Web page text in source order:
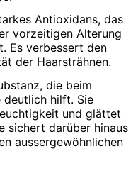
Antioxidans, das
vorzeitigen Alterung
Es verbessert den
der Haarsträhnen.
die beim
deutlich hilft. Sie
und glättet
sichert darüber hinaus
aussergewöhnlichen